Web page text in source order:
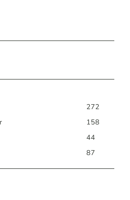
272
158
44
87